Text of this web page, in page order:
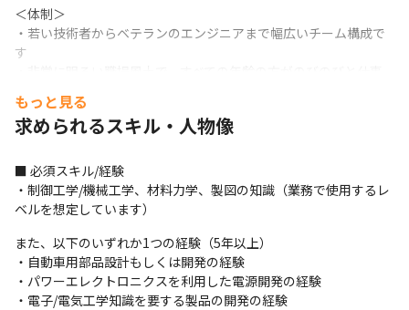
＜体制＞
・若い技術者からベテランのエンジニアまで幅広いチーム構成で
す
・技術に関して真摯な職場であり、活発な技術論議が可能です
・開発手法はプロジェクトにより異なります
・コミュニケーションツールとしてはSlack、Google Meet、
Zoomを使用しています
＜研修に関して＞
・経験者に関しては基本的にOJTで業務理解を深めます
・R&D組織内にて、技術に関する専門性を磨くための研修を用意
しています
もっと見る
求められるスキル・人物像
■ 必須スキル/経験
・制御工学/機械工学、材料力学、製図の知識（業務で使用するレ
ベルを想定しています）
また、以下のいずれか1つの経験（5年以上）
・自動車用部品設計もしくは開発の経験
・パワーエレクトロニクスを利用した電源開発の経験
・電子/電気工学知識を要する製品の開発の経験